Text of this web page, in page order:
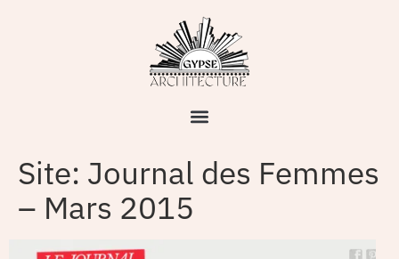
Site: Journal des Femmes
– Mars 2015